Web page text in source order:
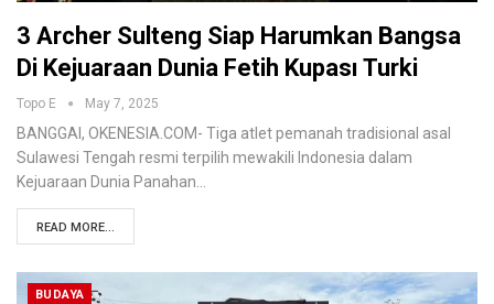
3 Archer Sulteng Siap Harumkan Bangsa
Di Kejuaraan Dunia Fetih Kupası Turki
Topo E May 7, 2025
BANGGAI, OKENESIA.COM- Tiga atlet pemanah tradisional asal
Sulawesi Tengah resmi terpilih mewakili Indonesia dalam
Kejuaraan Dunia Panahan…
READ MORE...
BUDAYA